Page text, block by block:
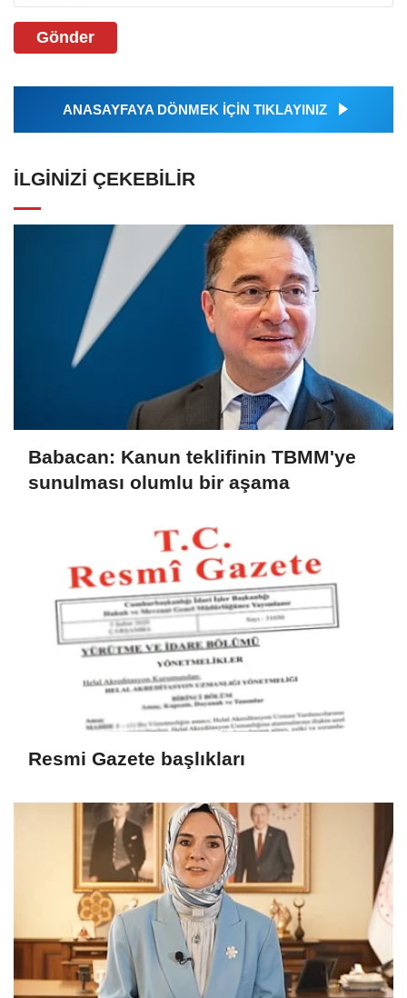
Gönder
ANASAYFAYA DÖNMEK İÇİN TIKLAYINIZ
İLGINIZI ÇEKEBILIR
Babacan: Kanun teklifinin TBMM'ye
sunulması olumlu bir aşama
Resmi Gazete başlıkları